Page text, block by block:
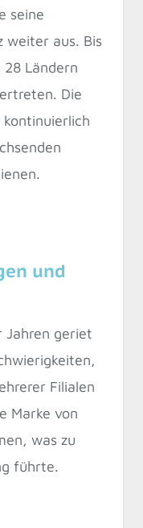
seine
weiter aus. Bis
Ländern
Die
kontinuierlich
und
Jahren geriet
Filialen
Marke von
was zu
führte.